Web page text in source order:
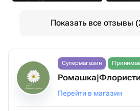
Показать все отзывы
Супермагазин
Перейти в магазин